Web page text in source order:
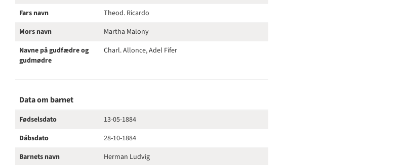
Fars navn
Theod. Ricardo
Mors navn
Martha Malony
Navne på gudfædre og
gudmødre
Charl. Allonce, Adel Fifer
Data om barnet
Fødselsdato
13-05-1884
Dåbsdato
28-10-1884
Barnets navn
Herman Ludvig